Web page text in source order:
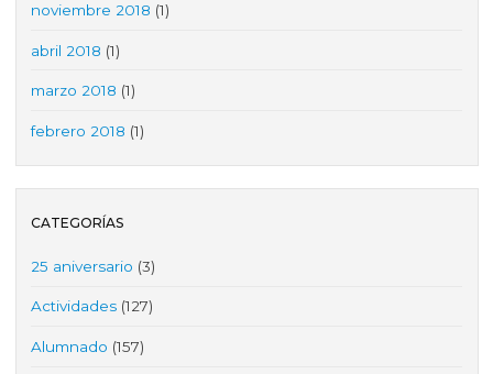
noviembre 2018 (1)
abril 2018 (1)
marzo 2018 (1)
febrero 2018 (1)
CATEGORÍAS
25 aniversario (3)
Actividades (127)
Alumnado (157)